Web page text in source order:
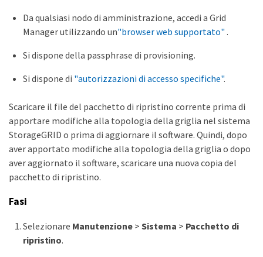
Da qualsiasi nodo di amministrazione, accedi a Grid
Manager utilizzando un"browser web supportato" .
Si dispone della passphrase di provisioning.
Si dispone di "autorizzazioni di accesso specifiche".
Scaricare il file del pacchetto di ripristino corrente prima di
apportare modifiche alla topologia della griglia nel sistema
StorageGRID o prima di aggiornare il software. Quindi, dopo
aver apportato modifiche alla topologia della griglia o dopo
aver aggiornato il software, scaricare una nuova copia del
pacchetto di ripristino.
Fasi
Selezionare Manutenzione >Sistema > Pacchetto di
ripristino.